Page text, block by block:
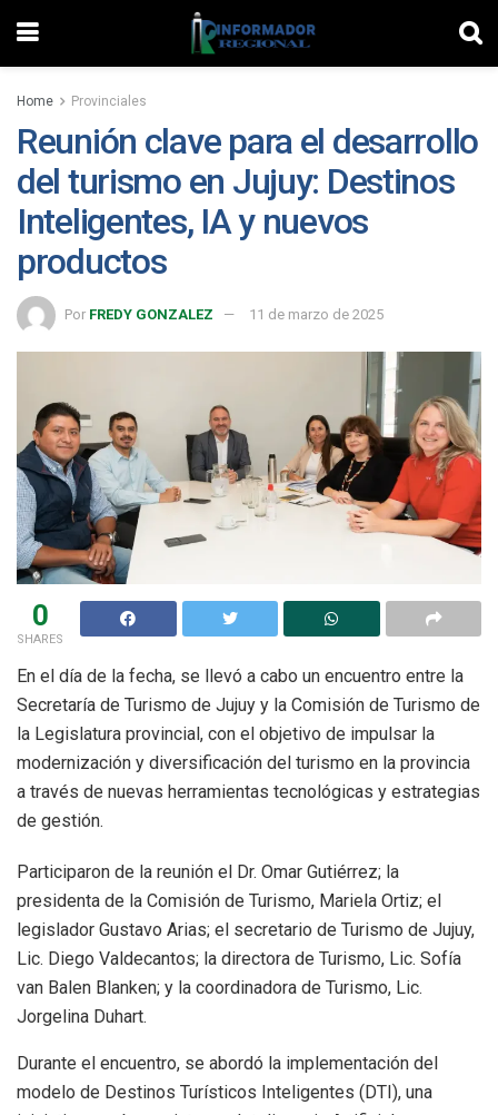
Home Provinciales
Reunión clave para el desarrollo
del turismo en Jujuy: Destinos
Inteligentes, IA y nuevos
productos
Por FREDY GONZALEZ 11 de marzo de 2025
0
SHARES
En el día de la fecha, se llevó a cabo un encuentro entre la
Secretaría de Turismo de Jujuy y la Comisión de Turismo de
la Legislatura provincial, con el objetivo de impulsar la
modernización y diversificación del turismo en la provincia
a través de nuevas herramientas tecnológicas y estrategias
de gestión.
Participaron de la reunión el Dr. Omar Gutiérrez; la
presidenta de la Comisión de Turismo, Mariela Ortiz; el
legislador Gustavo Arias; el secretario de Turismo de Jujuy,
Lic. Diego Valdecantos; la directora de Turismo, Lic. Sofía
van Balen Blanken; y la coordinadora de Turismo, Lic.
Jorgelina Duhart.
Durante el encuentro, se abordó la implementación del
modelo de Destinos Turísticos Inteligentes (DTI), una